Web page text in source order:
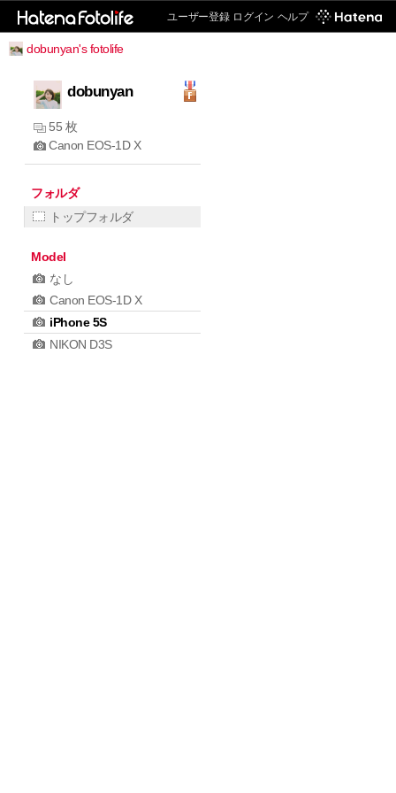
ユーザー登録 ログイン ヘルプ
dobunyan's fotolife
dobunyan
55 枚
Canon EOS-1D X
フォルダ
トップフォルダ
Model
なし
Canon EOS-1D X
iPhone 5S
NIKON D3S